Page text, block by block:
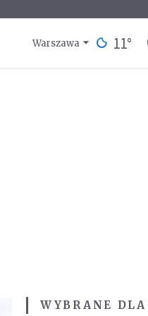
Warszawa 11°
WYBRANE